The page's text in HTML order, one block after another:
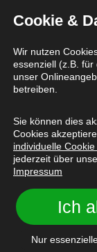
12. Juni
Cookie &
Wir nutzen
essenziell (z.B.
unser
betreiben.
Sie können dies
Cookies
individuelle
jederzeit über
Impressum
Ich
Nur